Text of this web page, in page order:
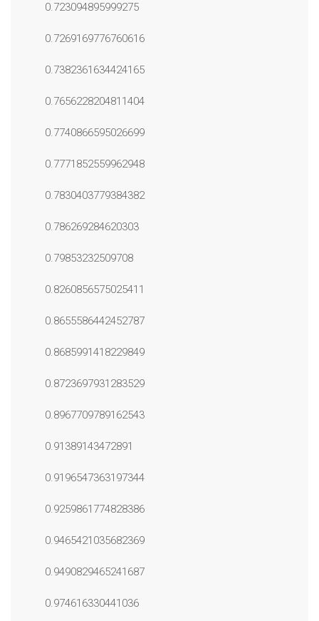
0.723094895999275
0.7269169776760616
0.7382361634424165
0.7656228204811404
0.7740866595026699
0.7771852559962948
0.7830403779384382
0.786269284620303
0.79853232509708
0.8260856575025411
0.8655586442452787
0.8685991418229849
0.8723697931283529
0.8967709789162543
0.91389143472891
0.9196547363197344
0.9259861774828386
0.9465421035682369
0.9490829465241687
0.974616330441036